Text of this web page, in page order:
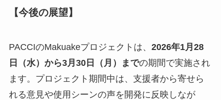
【今後の展望】
PACCIのMakuakeプロジェクトは、 2026年1月28
日（水）から3月30日（月）までの期間で実施され
ます。プロジェクト期間中は、支援者から寄せら
れる意見や使用シーンの声を開発に反映しなが